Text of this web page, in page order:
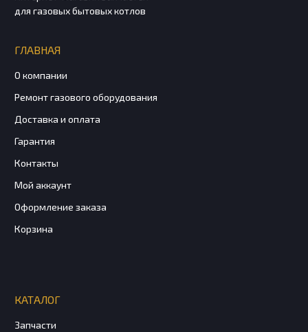
для газовых бытовых котлов
ГЛАВНАЯ
О компании
Ремонт газового оборудования
Доставка и оплата
Гарантия
Контакты
Мой аккаунт
Оформление заказа
Корзина
КАТАЛОГ
Запчасти